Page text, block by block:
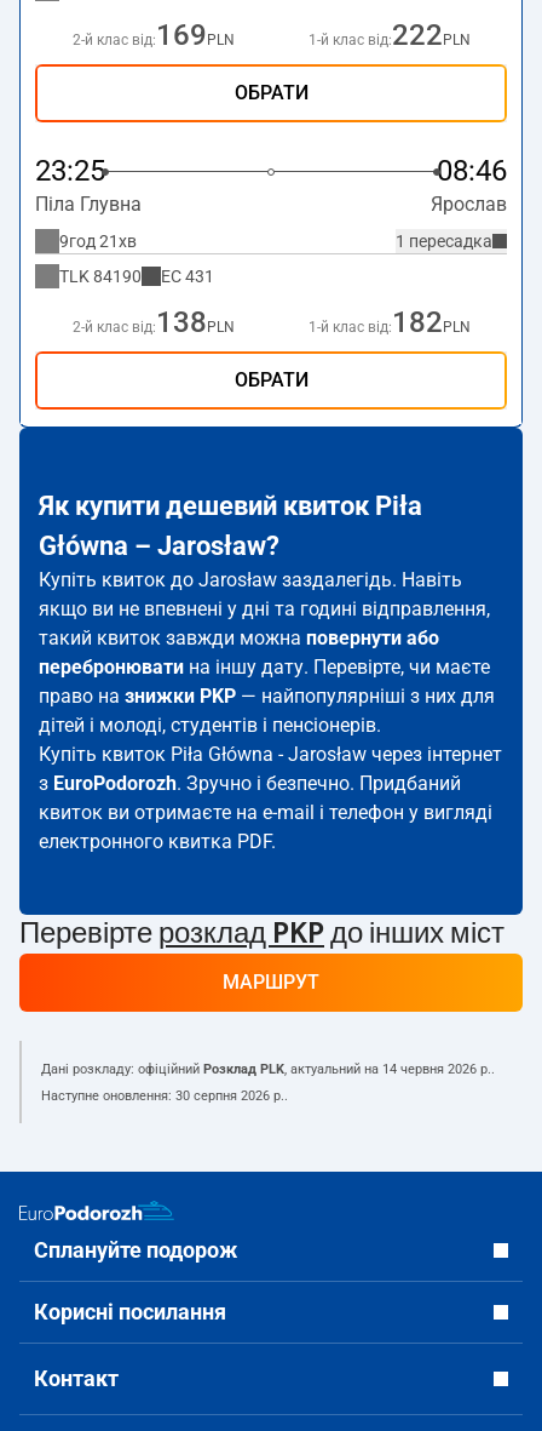
2-й клас від: 169 PLN 1-й клас від:222 PLN
ОБРАТИ
23:25 08:46
Піла Глувна Ярослав
1 пересадка
9год 21хв
TLK 84190 EC431
2-й клас від: 138 PLN 1-й клас від: 182 PLN
ОБРАТИ
Як купити дешевий квиток Piła
Główna – Jarosław?
Купіть квиток до Jarosław заздалегідь. Навіть
якщо ви не впевнені у дні та годині відправлення,
такий квиток завжди можна повернути або
перебронювати на іншу дату. Перевірте, чи маєте
право на знижки PKP — найпопулярніші з них для
дітей і молоді, студентів і пенсіонерів.
Купіть квиток Piła Główna - Jarosław через інтернет
з EuroPodorozh. Зручно і безпечно. Придбаний
квиток ви отримаєте на e-mail і телефон у вигляді
електронного квитка PDF.
Перевірте розклад PKP до інших міст
МАРШРУТ
Дані розкладу: офіційний Розклад PLK, актуальний на 14 червня 2026 р..
Наступне оновлення: 30 серпня 2026 р..
Сплануйте подорож
Корисні посилання
Контакт